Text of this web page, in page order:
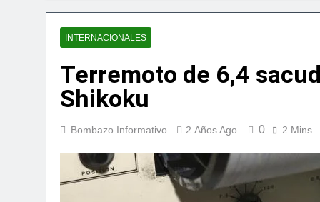
Presidente
3 Días Ago
3 Días Ago
3 Días Ago
Confirman
3 Días Ago
INTERNACIONALES
Terremoto de 6,4
Shikoku
Bombazo Informativo 2 Años Ago 0 2 Mins